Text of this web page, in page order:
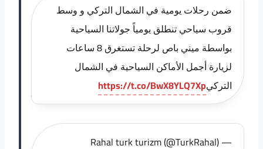
ضمن رحلات يومية في الشمال التركي و وسط
قروب سياحي تنطلق يومياً جولاتنا السياحية
بواسطة ميني باص لرحلة تستغرق 8 ساعات
لزيارة أجمل الأماكن السياحية في الشمال
التركيhttps://t.co/BwX8YLQ7Xp
— Rahal turk turizm (@TurkRahal)